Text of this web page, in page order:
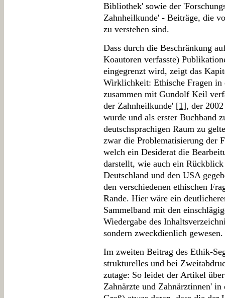
Bibliothek' sowie der
Zahnheilkunde' - Beiträge, die
zu verstehen sind.
Dass durch die Beschränkung
Koautoren verfasste)
eingegrenzt wird, zeigt das
Wirklichkeit: Ethische Fragen in
zusammen mit Gundolf Keil
der Zahnheilkunde' [1], der
wurde und als erster Buchband
deutschsprachigen Raum zu
zwar die Problematisierung der
welch ein Desiderat die
darstellt, wie auch ein
Deutschland und den USA
den verschiedenen ethischen
Rande. Hier wäre ein
Sammelband mit den
Wiedergabe des
sondern zweckdienlich gewesen.
Im zweiten Beitrag des Ethik-
strukturelles und bei
zutage: So leidet der Artikel
Zahnärzte und Zahnärztinnen'